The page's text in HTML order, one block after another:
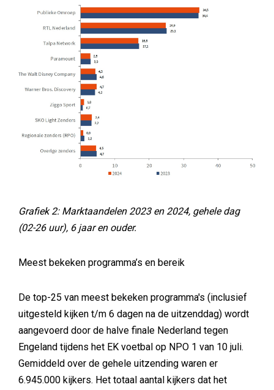
Grafiek 2: Marktaandelen 2023 en 2024, gehele dag
(02-26 uur), 6 jaar en ouder.
Meest bekeken programma’s en bereik
De top-25 van meest bekeken programma's (inclusief
uitgesteld kijken t/m 6 dagen na de uitzenddag) wordt
aangevoerd door de halve finale Nederland tegen
Engeland tijdens het EK voetbal op NPO 1 van 10 juli.
Gemiddeld over de gehele uitzending waren er
6.945.000 kijkers. Het totaal aantal kijkers dat het